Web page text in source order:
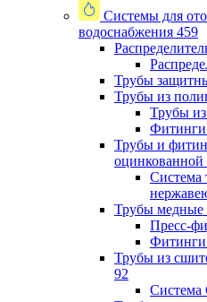
Системы для
водоснабжения 459
Трубы
Трубы из
Трубы
Фитинги
Трубы и
оцинкованной
Система
Трубы медные
Пресс-
Фитинги
Трубы из
92